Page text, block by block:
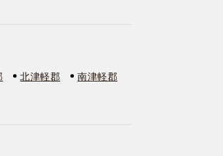
北津軽郡
南津軽郡